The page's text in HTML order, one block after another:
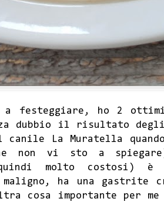
a festeggiare, ho 2
dubbio il risultato degli
canile La Muratella
non vi sto a
molto costosi)
maligno, ha una gastrite
cosa importante per